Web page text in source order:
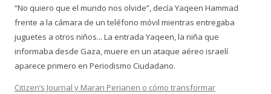
“No quiero que el mundo nos olvide”, decía Yaqeen Hammad
frente a la cámara de un teléfono móvil mientras entregaba
juguetes a otros niños... La entrada Yaqeen, la niña que
informaba desde Gaza, muere en un ataque aéreo israelí
aparece primero en Periodismo Ciudadano.
Citizen’s Journal y Maran Perianen o cómo transformar